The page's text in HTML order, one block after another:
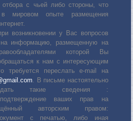
отбора с чьей либо стороны, что
мировом опыте размещения
возникновении у Вас вопросов
на информацию, размещенную на
которой Вы
к нам с интересующим
требуется переслать е-mail на
. В письме настоятельно
такие сведения :
подтверждение ваших прав на
авторским правом:
с печатью, либо иная